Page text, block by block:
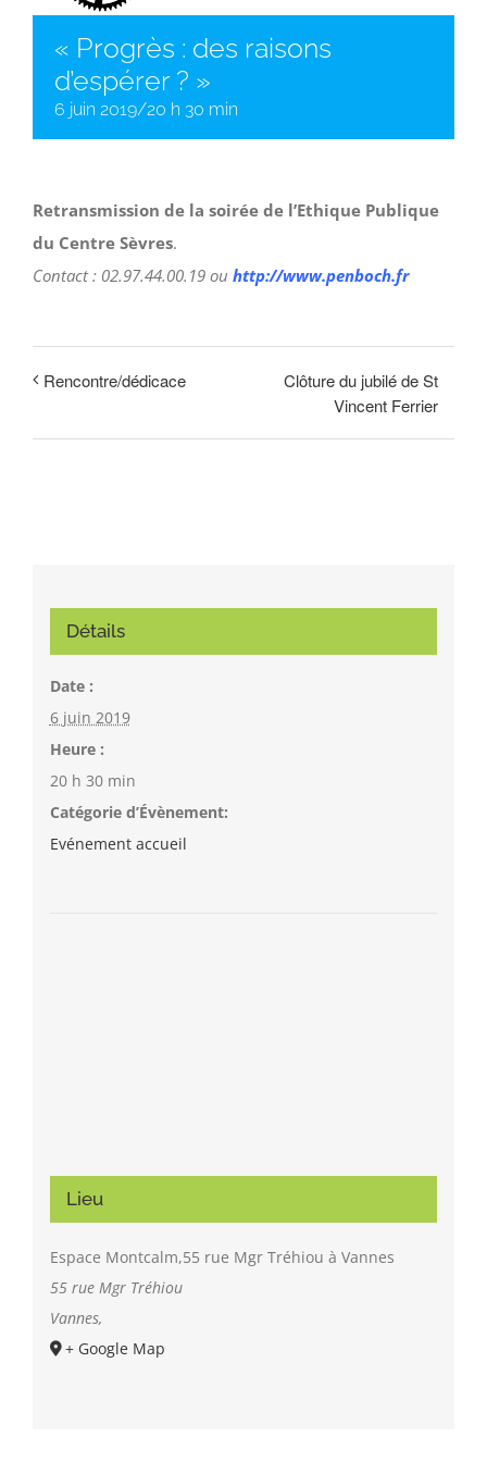
« Progrès : des raisons
d’espérer ? »
6 juin 2019/20 h 30 min
Retransmission de la soirée de l’Ethique Publique
du Centre Sèvres.
Contact : 02.97.44.00.19 ou http://www.penboch.fr
Rencontre/dédicace
Clôture du jubilé de St
Vincent Ferrier
Détails
Date :
6 juin 2019
Heure :
20 h 30 min
Catégorie d’Évènement:
Evénement accueil
Lieu
Espace Montcalm,55 rue Mgr Tréhiou à Vannes
55 rue Mgr Tréhiou
Vannes,
+ Google Map